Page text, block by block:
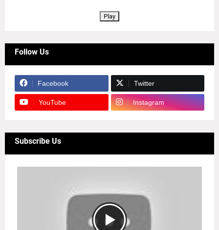
Play
Follow Us
Facebook Twitter
YouTube Instagram
Subscribe Us